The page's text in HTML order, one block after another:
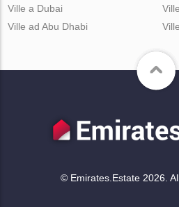
Ville a Dubai
Ville ad Abu Dhabi
© Emirates.Estate 2026.